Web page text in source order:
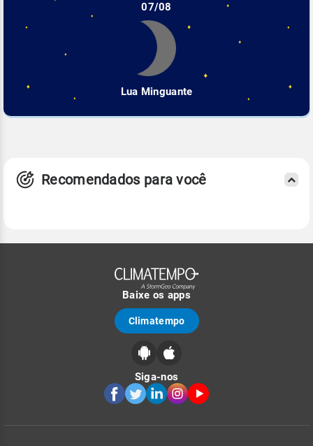
07/08
Lua Minguante
Recomendados para você
Baixe os apps
Climatempo
Siga-nos